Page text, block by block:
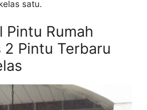
satu.
Pintu Rumah
2 Pintu Terbaru